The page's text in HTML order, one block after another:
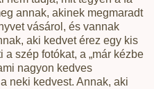
annak, akinek megmaradt
vásárol, és vannak
aki kedvet érez egy kis
szép fotókat, a „már kézbe
nagyon kedves
neki kedvest. Annak, aki